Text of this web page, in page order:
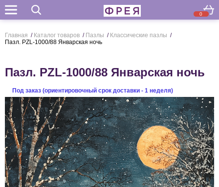
0
Поиск
Главная / Каталог товаров / Пазлы / Классические пазлы /
Пазл. PZL-1000/88 Январская ночь
Пазл. PZL-1000/88 Январская ночь
Под заказ (ориентировочный срок доставки - 1 неделя)